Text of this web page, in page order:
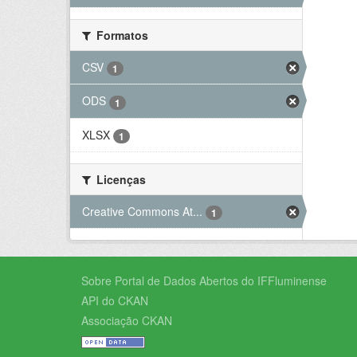
Formatos
CSV
1
ODS 1
XLSX 1
Licenças
Creative Commons At...
1
Sobre Portal de Dados Abertos do IFFluminense
API do CKAN
Associação CKAN